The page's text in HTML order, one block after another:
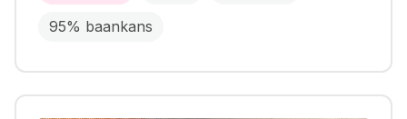
95% baankans